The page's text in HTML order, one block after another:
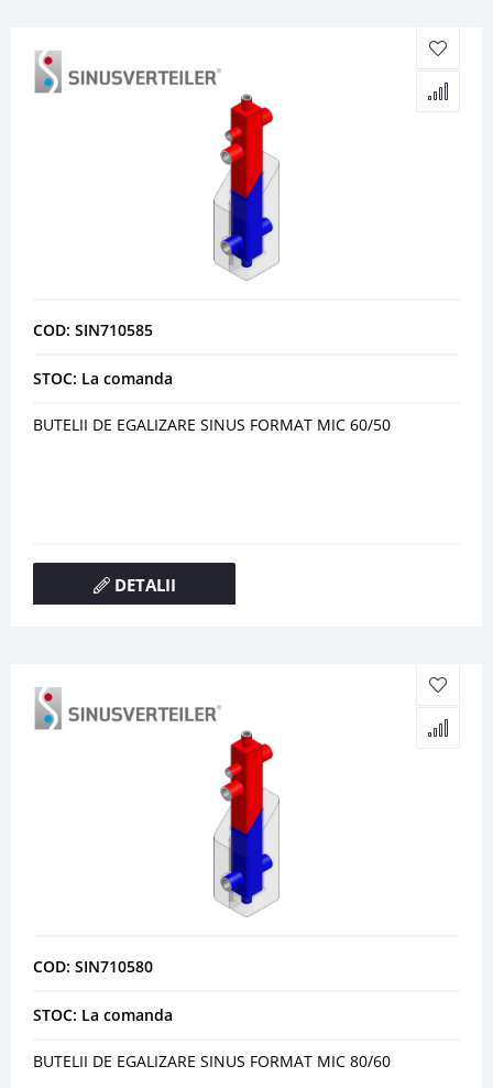
COD: SIN710585
STOC: La comanda
BUTELII DE EGALIZARE SINUS FORMAT MIC 60/50
DETALII
COD: SIN710580
STOC: La comanda
BUTELII DE EGALIZARE SINUS FORMAT MIC 80/60